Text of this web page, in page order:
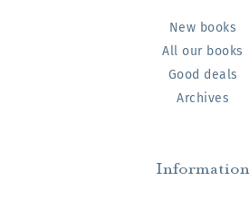
New books
All our books
Good deals
Archives
Information